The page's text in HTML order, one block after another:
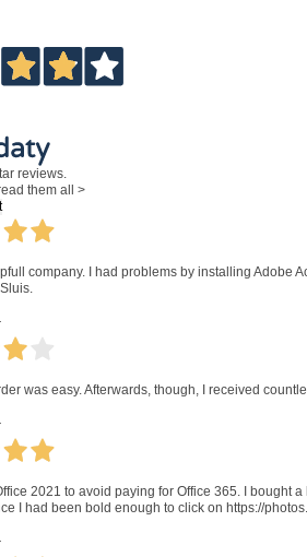
reviews.
them all >
company. I had problems by installing Adobe
was easy. Afterwards, though, I received
2021 to avoid paying for Office 365. I
I had been bold enough to click on https://